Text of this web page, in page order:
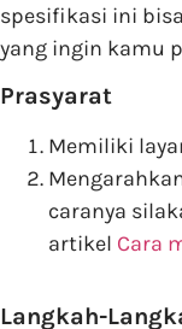
spesifikasi ini
yang ingin kamu
Prasyarat
Memiliki
caranya
artikel Cara
Langkah-